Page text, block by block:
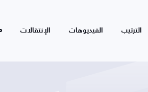
الترتيب الفيديوهات الإنتقالات